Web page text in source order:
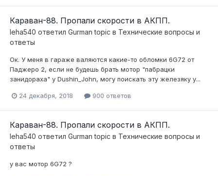
Караван-88. Пропали скорости в АКПП.
leha540 ответил Gurman topic в Технические вопросы и
ответы
Ок. У меня в гараже валяются какие-то обломки 6G72 от
Паджеро 2, если не будешь брать мотор "пабрацки
занидораха" у Dushin_John, могу поискать эту железяку у...
24 декабря, 2018 900 ответов
Караван-88. Пропали скорости в АКПП.
leha540 ответил Gurman topic в Технические вопросы и
ответы
у вас мотор 6G72 ?